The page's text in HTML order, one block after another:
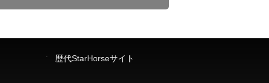
歴代StarHorseサイト